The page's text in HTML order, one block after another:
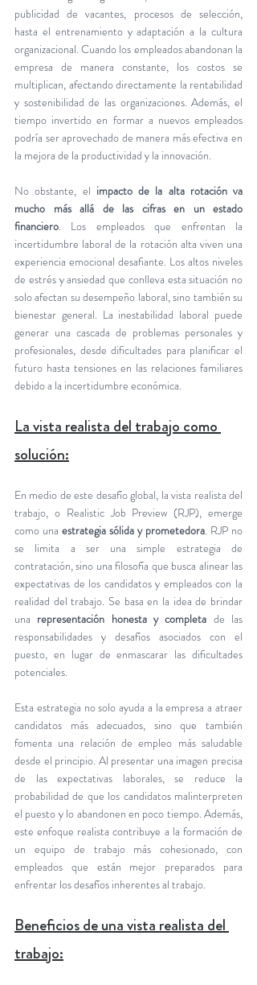
publicidad de vacantes, procesos de selección,
hasta el entrenamiento y adaptación a la cultura
organizacional. Cuando los empleados abandonan la
empresa de manera constante, los costos se
multiplican, afectando directamente la rentabilidad
y sostenibilidad de las organizaciones. Además, el
tiempo invertido en formar a nuevos empleados
podría ser aprovechado de manera más efectiva en
la mejora de la productividad y la innovación.
No obstante, el impacto de la alta rotación va
mucho más allá de las cifras en un estado
financiero. Los empleados que enfrentan la
incertidumbre laboral de la rotación alta viven una
experiencia emocional desafiante. Los altos niveles
de estrés y ansiedad que conlleva esta situación no
solo afectan su desempeño laboral, sino también su
bienestar general. La inestabilidad laboral puede
generar una cascada de problemas personales y
profesionales, desde dificultades para planificar el
futuro hasta tensiones en las relaciones familiares
debido a la incertidumbre económica.
La vista realista del trabajo como
solución:
En medio de este desafío global, la vista realista del
trabajo, o Realistic Job Preview (RJP), emerge
como una estrategia sólida y prometedora. RJP no
se limita a ser una simple estrategia de
contratación, sino una filosofía que busca alinear las
expectativas de los candidatos y empleados con la
realidad del trabajo. Se basa en la idea de brindar
una representación honesta y completa de las
responsabilidades y desafíos asociados con el
puesto, en lugar de enmascarar las dificultades
potenciales.
Esta estrategia no solo ayuda a la empresa a atraer
candidatos más adecuados, sino que también
fomenta una relación de empleo más saludable
desde el principio. Al presentar una imagen precisa
de las expectativas laborales, se reduce la
probabilidad de que los candidatos malinterpreten
el puesto y lo abandonen en poco tiempo. Además,
este enfoque realista contribuye a la formación de
un equipo de trabajo más cohesionado, con
empleados que están mejor preparados para
enfrentar los desafíos inherentes al trabajo.
Beneficios de una vista realista del
trabajo: